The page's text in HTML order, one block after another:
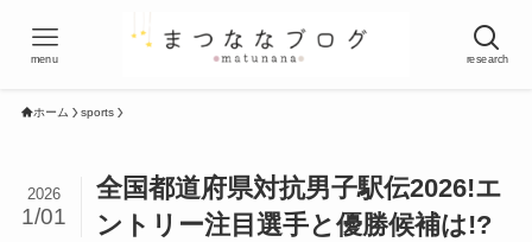
research
menu
ホーム sports
全国都道府県対抗男子駅伝2026!エ
ントリー注目選手と優勝候補は!?
2026
1/01